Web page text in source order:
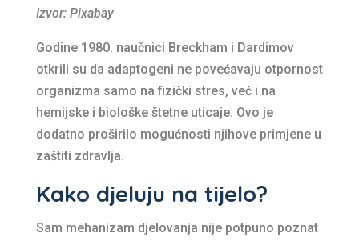
Izvor: Pixabay
Godine 1980. naučnici Breckham i Dardimov
otkrili su da adaptogeni ne povećavaju otpornost
organizma samo na fizički stres, već i na
hemijske i biološke štetne uticaje. Ovo je
dodatno proširilo mogućnosti njihove primjene u
zaštiti zdravlja.
Kako djeluju na tijelo?
Sam mehanizam djelovanja nije potpuno poznat